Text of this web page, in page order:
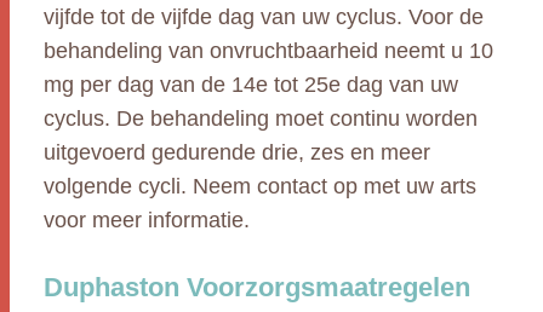
vijfde tot de vijfde dag van uw cyclus. Voor de
behandeling van onvruchtbaarheid neemt u 10
mg per dag van de 14e tot 25e dag van uw
cyclus. De behandeling moet continu worden
uitgevoerd gedurende drie, zes en meer
volgende cycli. Neem contact op met uw arts
voor meer informatie.
Duphaston Voorzorgsmaatregelen